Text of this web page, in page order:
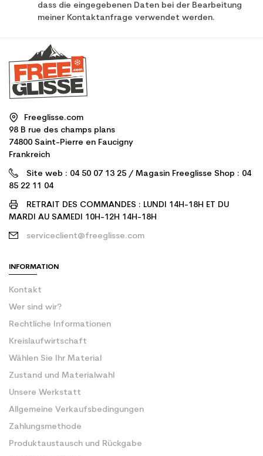
dass die eingegebenen Daten bei der Bearbeitung
meiner Kontaktanfrage verwendet werden.
Freeglisse.com
98 B rue des champs plans
74800 Saint-Pierre en Faucigny
Frankreich
Site web : 04 50 07 13 25 / Magasin Freeglisse Shop : 04
85 22 11 04
RETRAIT DES COMMANDES : LUNDI 14H-18H ET DU
MARDI AU SAMEDI 10H-12H 14H-18H
serviceclient@freeglisse.com
INFORMATION
Kontakt
Wer sind wir?
Rechtliche Informationen
Kreislaufwirtschaft
Wählen Sie Ihr Material
Zustand und Materialwahl
Unsere Werkstatt
Allgemeine Verkaufsbedingungen
Zahlungsmethode
Produktaustausch und Rückgabe